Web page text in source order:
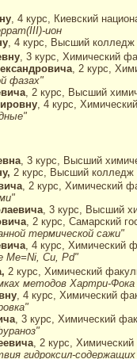
, 4 курс, Киевский
ион
, 4 курс, Высший колледж
, 3 курс, Химический
, 2 курс,
фазах"
, 2 курс, Высший
, 4 курс,
, 3 курс, Высший
2 курс, Высший колледж
, 2 курс, Химический
, 3 курс, Высший
, 2 курс, Самарский
термической сажи"
, 4 курс, Химический
Me=Ni, Cu, Pd"
2 курс, Химический
методов Хартри-
, 4 курс, Химический
, 3 курс, Химический
, 2 курс, Химический
гидроксил-